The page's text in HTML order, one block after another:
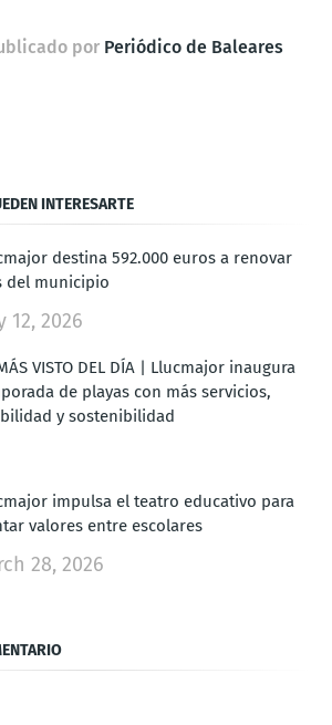
por Periódico de Baleares
INTERESARTE
destina 592.000 euros a renovar
del municipio
12, 2026
VISTO DEL DÍA | Llucmajor inaugura
de playas con más servicios,
y sostenibilidad
impulsa el teatro educativo para
valores entre escolares
28, 2026